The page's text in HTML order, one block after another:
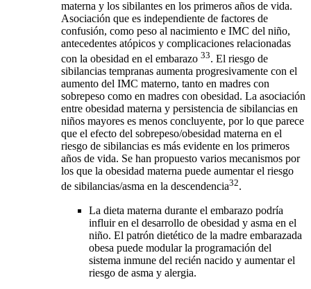
materna y los sibilantes en los primeros años de vida.
Asociación que es independiente de factores de
confusión, como peso al nacimiento e IMC del niño,
antecedentes atópicos y complicaciones relacionadas
con la obesidad en el embarazo 33. El riesgo de
sibilancias tempranas aumenta progresivamente con el
aumento del IMC materno, tanto en madres con
sobrepeso como en madres con obesidad. La asociación
entre obesidad materna y persistencia de sibilancias en
niños mayores es menos concluyente, por lo que parece
que el efecto del sobrepeso/obesidad materna en el
riesgo de sibilancias es más evidente en los primeros
años de vida. Se han propuesto varios mecanismos por
los que la obesidad materna puede aumentar el riesgo
de sibilancias/asma en la descendencia32.
La dieta materna durante el embarazo podría
influir en el desarrollo de obesidad y asma en el
niño. El patrón dietético de la madre embarazada
obesa puede modular la programación del
sistema inmune del recién nacido y aumentar el
riesgo de asma y alergia.